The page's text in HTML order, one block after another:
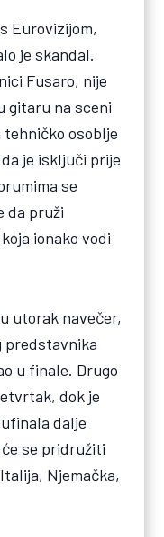
Eurovizijom,
je skandal.
Fusaro, nije
gitaru na sceni
tehničko osoblje
je isključi prije
se
da pruži
ionako vodi
utorak navečer,
predstavnika
u finale. Drugo
dok je
dalje
se pridružiti
Njemačka,